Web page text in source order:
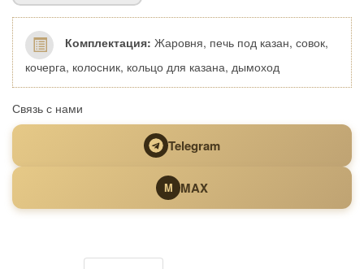
Комплектация: Жаровня, печь под казан, совок,
кочерга, колосник, кольцо для казана, дымоход
Связь с нами
Telegram
M MAX